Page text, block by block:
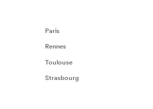
Paris
Rennes
Toulouse
Strasbourg